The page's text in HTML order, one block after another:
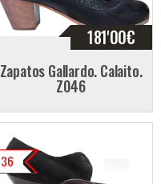
181'00€
Zapatos Gallardo. Calaito.
Z046
36